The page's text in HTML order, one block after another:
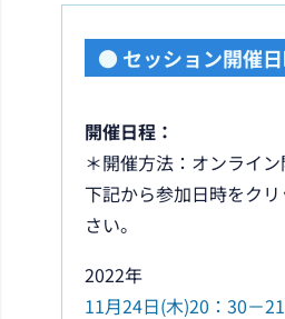
● セッション開催
開催日程：
＊開催方法：オンライ
下記から参加日時をク
さい。
2022年
11月24日(木)20：30－